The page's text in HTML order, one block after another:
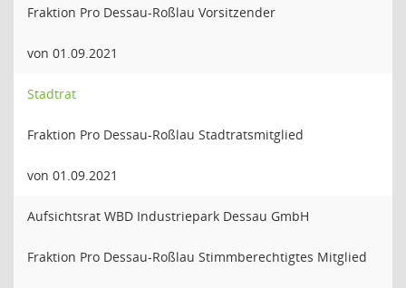
Fraktion Pro Dessau-Roßlau Vorsitzender
von 01.09.2021
Stadtrat
Fraktion Pro Dessau-Roßlau Stadtratsmitglied
von 01.09.2021
Aufsichtsrat WBD Industriepark Dessau GmbH
Fraktion Pro Dessau-Roßlau Stimmberechtigtes Mitglied